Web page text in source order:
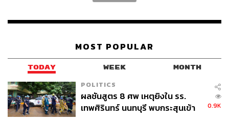
MOST POPULAR
TODAY WEEK MONTH
POLITICS
ผลชันสูตร 8 ศพ เหตุยิงใน รร.
เทพศิรินทร์ นนทบุรี พบกระสุนเข้า
0.9K